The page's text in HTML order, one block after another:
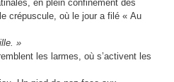
en plein confinement des
crépuscule, où le jour a filé « Au
»
les larmes, où s’activent les